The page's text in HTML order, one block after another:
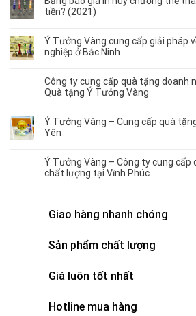
tiền? (2021)
Ý Tưởng Vàng cung cấp giải pháp
nghiệp ở Bắc Ninh
Công ty cung cấp quà tặng doanh
Quà tặng Ý Tưởng Vàng
Ý Tưởng Vàng – Cung cấp quà
Yên
Ý Tưởng Vàng – Công ty cung cấp
chất lượng tại Vĩnh Phúc
Giao hàng nhanh chóng
Sản phẩm chất lượng
Giá luôn tốt nhất
Hotline mua hàng